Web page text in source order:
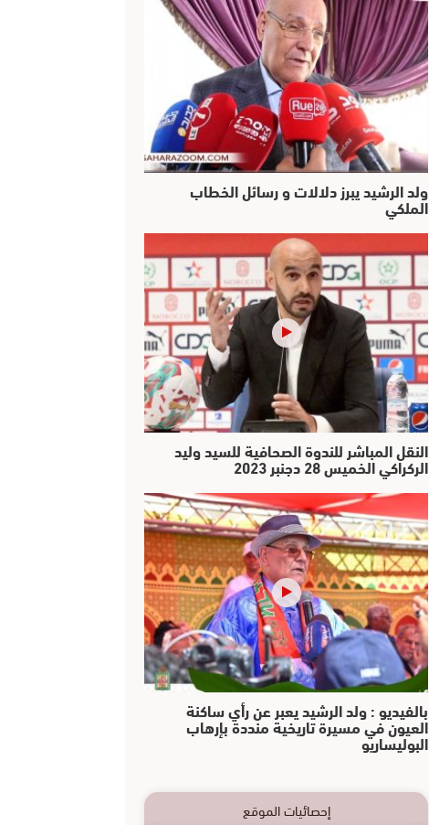
ولد الرشيد يبرز دلالات و رسائل الخطاب
الملكي
النقل المباشر للندوة الصحافية للسيد وليد
الركراكي الخميس 28 دجنبر 2023
بالفيديو : ولد الرشيد يعبر عن رأي ساكنة
العيون في مسيرة تاريخية منددة بإرهاب
البوليساريو
إحصائيات الموقع